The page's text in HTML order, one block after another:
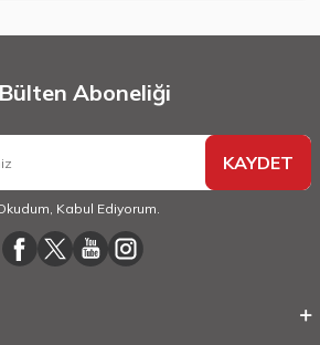
Aboneliği
KAYDET
Kabul Ediyorum.